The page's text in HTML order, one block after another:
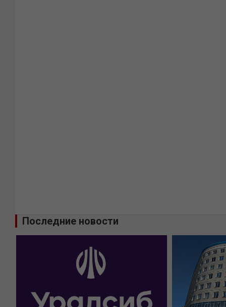
Последние новости